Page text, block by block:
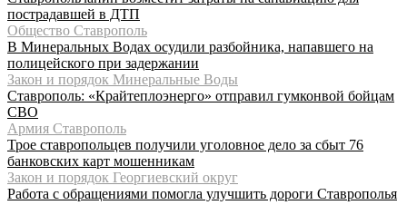
пострадавшей в ДТП
Общество Ставрополь
В Минеральных Водах осудили разбойника, напавшего на
полицейского при задержании
Закон и порядок Минеральные Воды
Ставрополь: «Крайтеплоэнерго» отправил гумконвой бойцам
СВО
Армия Ставрополь
Трое ставропольцев получили уголовное дело за сбыт 76
банковских карт мошенникам
Закон и порядок Георгиевский округ
Работа с обращениями помогла улучшить дороги Ставрополья